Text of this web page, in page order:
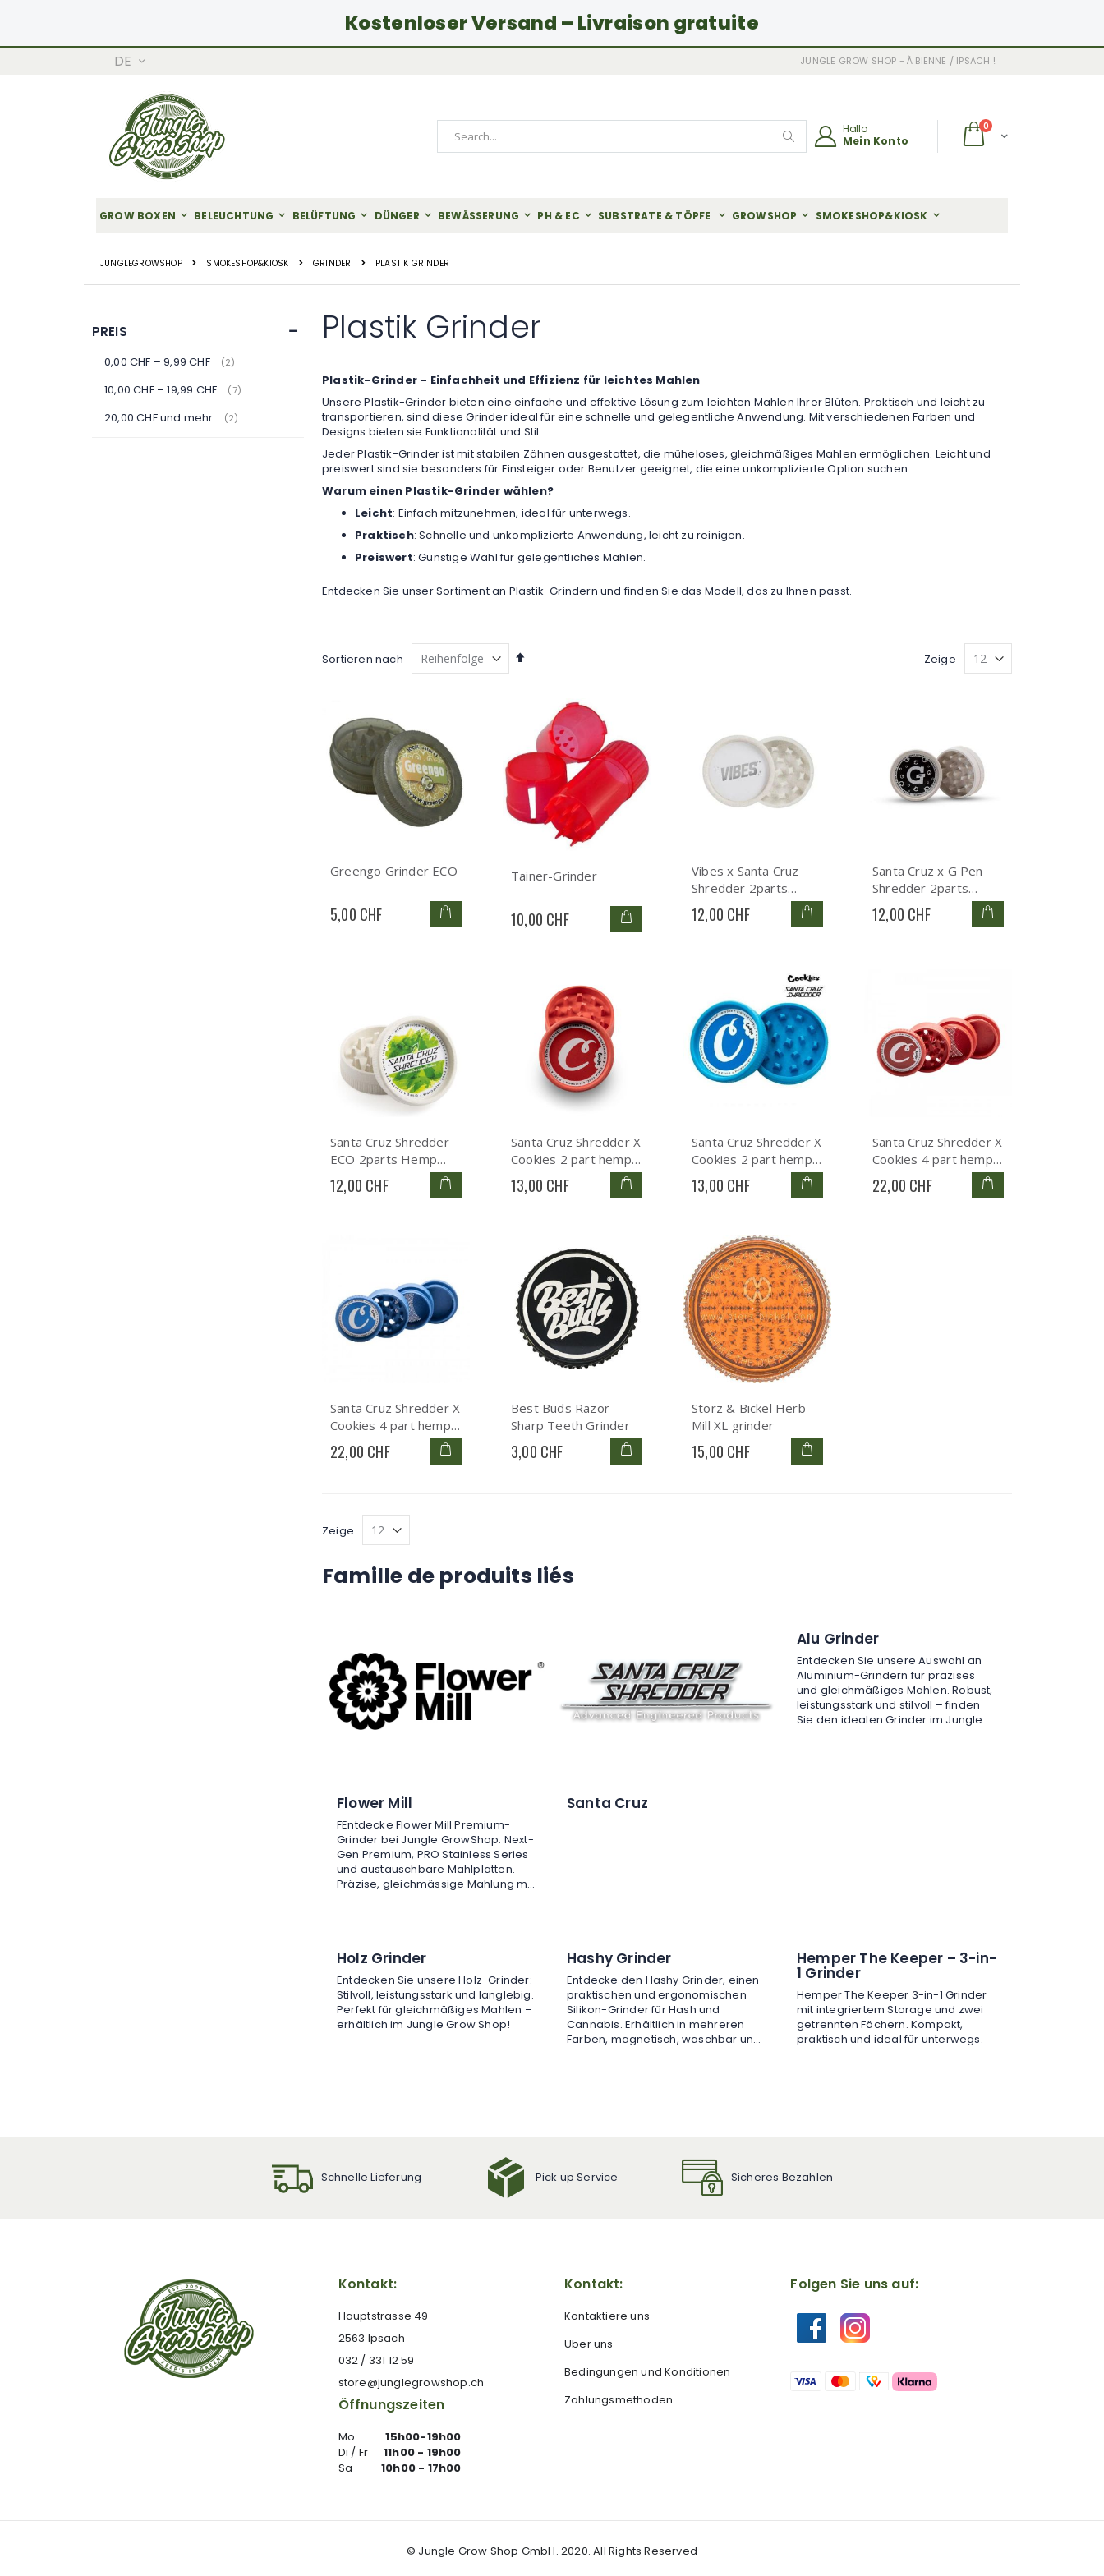
Kostenloser Versand – Livraison gratuite
ZumSPRACHE
DE JUNGLE GROW SHOP - À BIENNE / IPSACH !
Wagen
0Artikel
Search
Hallo
Mein Konto
GROW BOXEN BELEUCHTUNG BELÜFTUNG DÜNGER BEWÄSSERUNG PH & EC SUBSTRATE & TÖPFE GROWSHOP SMOKESHOP&KIOSK
JUNGLEGROWSHOP SMOKESHOP&KIOSK GRINDER PLASTIK GRINDER
Plastik Grinder
Plastik-Grinder – Einfachheit und Effizienz für leichtes Mahlen
Unsere Plastik-Grinder bieten eine einfache und effektive Lösung zum leichten Mahlen Ihrer Blüten. Praktisch und leicht zu
transportieren, sind diese Grinder ideal für eine schnelle und gelegentliche Anwendung. Mit verschiedenen Farben und
Designs bieten sie Funktionalität und Stil.
Jeder Plastik-Grinder ist mit stabilen Zähnen ausgestattet, die müheloses, gleichmäßiges Mahlen ermöglichen. Leicht und
preiswert sind sie besonders für Einsteiger oder Benutzer geeignet, die eine unkomplizierte Option suchen.
Warum einen Plastik-Grinder wählen?
Leicht: Einfach mitzunehmen, ideal für unterwegs.
Praktisch: Schnelle und unkomplizierte Anwendung, leicht zu reinigen.
Preiswert: Günstige Wahl für gelegentliches Mahlen.
Entdecken Sie unser Sortiment an Plastik-Grindern und finden Sie das Modell, das zu Ihnen passt.
Sortieren nach
Absteigend
Zeige
Greengo Grinder ECO
5,00 CHF
Tainer-Grinder
10,00 CHF
Vibes x Santa Cruz
Shredder 2parts
Hemp Grinder
12,00 CHF
Santa Cruz x G Pen
Shredder 2parts
Hemp Grinder
12,00 CHF
Santa Cruz Shredder
ECO 2parts Hemp
Grinder
12,00 CHF
Santa Cruz Shredder X
Cookies 2 part hemp
red
13,00 CHF
Santa Cruz Shredder X
Cookies 2 part hemp
blue
13,00 CHF
Santa Cruz Shredder X
Cookies 4 part hemp
red
22,00 CHF
Santa Cruz Shredder X
Cookies 4 part hemp
blue
22,00 CHF
Best Buds Razor
Sharp Teeth Grinder
3,00 CHF
Storz & Bickel Herb
Mill XL grinder
15,00 CHF
Zeige
Famille de produits liés
Flower Mill
FEntdecke Flower Mill Premium-
Grinder bei Jungle GrowShop: Next-
Gen Premium, PRO Stainless Series
und austauschbare Mahlplatten.
Präzise, gleichmässige Mahlung mit
Santa Cruz
Alu Grinder
Entdecken Sie unsere Auswahl an
Aluminium-Grindern für präzises
und gleichmäßiges Mahlen. Robust,
leistungsstark und stilvoll – finden
Sie den idealen Grinder im Jungle
Holz Grinder
Entdecken Sie unsere Holz-Grinder:
Stilvoll, leistungsstark und langlebig.
Perfekt für gleichmäßiges Mahlen –
erhältlich im Jungle Grow Shop!
Hashy Grinder
Entdecke den Hashy Grinder, einen
praktischen und ergonomischen
Silikon-Grinder für Hash und
Cannabis. Erhältlich in mehreren
Farben, magnetisch, waschbar und
Hemper The Keeper – 3-in-
1 Grinder
Hemper The Keeper 3-in-1 Grinder
mit integriertem Storage und zwei
getrennten Fächern. Kompakt,
praktisch und ideal für unterwegs.
PREIS
0,00 CHF –9,99 CHF 2Artikel
10,00 CHF–19,99 CHF 7Artikel
20,00 CHFund mehr 2Artikel
Schnelle Lieferung Pick up Service Sicheres Bezahlen
Kontakt:
Hauptstrasse 49
2563 Ipsach
032 / 331 12 59
store@junglegrowshop.ch
Öffnungszeiten
Mo
15h00-19h00
Di / Fr
11h00 - 19h00
Sa
10h00 - 17h00
Kontakt:
Kontaktiere uns
Über uns
Bedingungen und Konditionen
Zahlungsmethoden
Folgen Sie uns auf:
© Jungle Grow Shop GmbH. 2020. All Rights Reserved